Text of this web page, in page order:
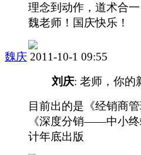
理念到动作，道术合
魏老师！国庆快乐！
魏庆 2011-10-1 09:55
刘庆: 老师，你的
目前出的是《经销商
《深度分销——中小
计年底出版